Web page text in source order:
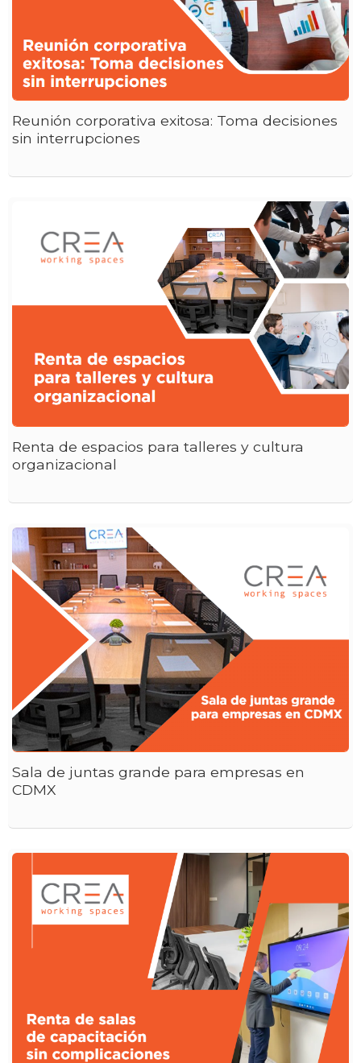
Reunión corporativa exitosa: Toma decisiones
sin interrupciones
Renta de espacios para talleres y cultura
organizacional
Sala de juntas grande para empresas en
CDMX